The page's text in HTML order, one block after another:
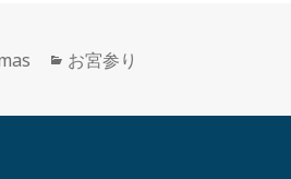
カ
ゴ
お宮参り